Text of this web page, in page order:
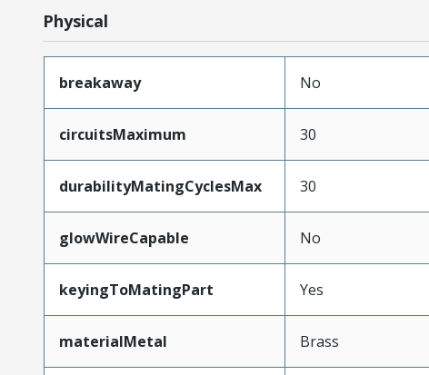
Physical
breakaway No
circuitsMaximum 30
durabilityMatingCyclesMax 30
glowWireCapable No
keyingToMatingPart Yes
materialMetal Brass